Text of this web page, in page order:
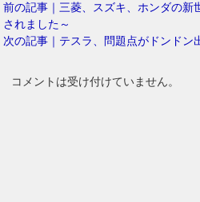
前の記事｜三菱、スズキ、ホンダの新
されました～
次の記事｜テスラ、問題点がドンドン
コメントは受け付けていません。